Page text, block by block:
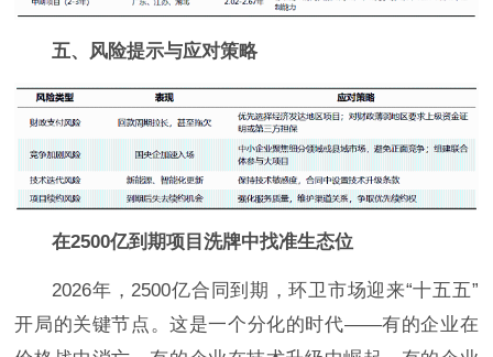
五、风险提示与应对策略
在2500亿到期项目洗牌中找准生态位
2026年，2500亿合同到期，环卫市场迎来“十五五”
开局的关键节点。这是一个分化的时代——有的企业在